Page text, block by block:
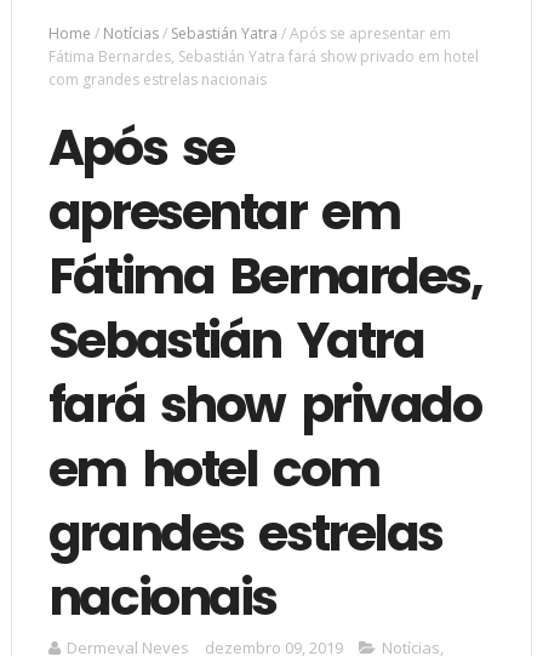
Home / Notícias/ Sebastián Yatra /Após se apresentar em
Fátima Bernardes, Sebastián Yatra fará show privado em hotel
com grandes estrelas nacionais
Após se
apresentar em
Fátima Bernardes,
Sebastián Yatra
fará show privado
em hotel com
grandes estrelas
nacionais
Dermeval Neves dezembro 09, 2019 Notícias,